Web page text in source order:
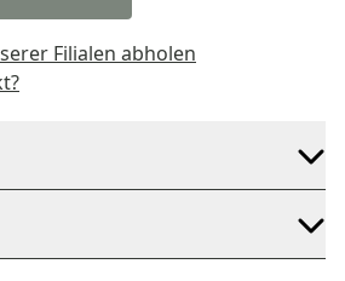
Filialen abholen